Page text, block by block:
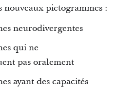
nouveaux pictogrammes :
neurodivergentes
qui ne
pas oralement
ayant des capacités